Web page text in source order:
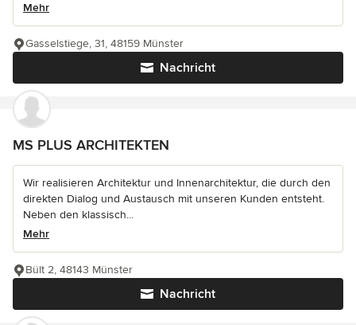
Mehr
Nachricht
Gasselstiege, 31, 48159 Münster
MS PLUS ARCHITEKTEN
Wir realisieren Architektur und Innenarchitektur, die durch den
direkten Dialog und Austausch mit unseren Kunden entsteht.
Neben den klassisch...
Mehr
Nachricht
Bült 2, 48143 Münster